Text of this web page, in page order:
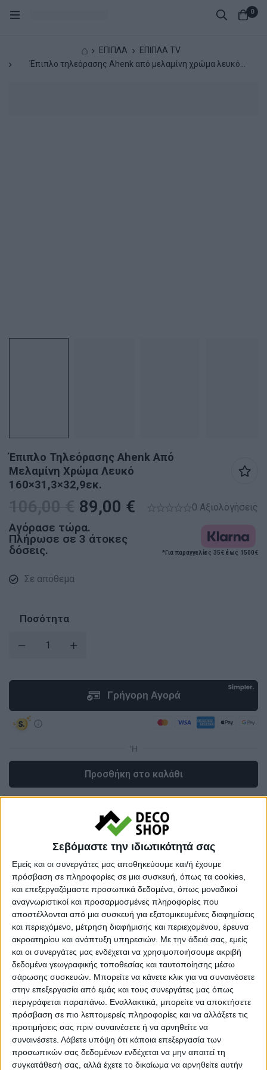
Σεβόμαστε την ιδιωτικότητά σας
Εμείς και οι συνεργάτες μας αποθηκεύουμε και/ή έχουμε
πρόσβαση σε πληροφορίες σε μια συσκευή, όπως τα cookies,
και επεξεργαζόμαστε προσωπικά δεδομένα, όπως μοναδικοί
αναγνωριστικοί και προσαρμοσμένες πληροφορίες που
αποστέλλονται από μια συσκευή για εξατομικευμένες διαφημίσεις
και περιεχόμενο, μέτρηση διαφήμισης και περιεχομένου, έρευνα
ακροατηρίου και ανάπτυξη υπηρεσιών. Με την άδειά σας, εμείς
και οι συνεργάτες μας ενδέχεται να χρησιμοποιήσουμε ακριβή
δεδομένα γεωγραφικής τοποθεσίας και ταυτοποίησης μέσω
σάρωσης συσκευών. Μπορείτε να κάνετε κλικ για να συναινέσετε
στην επεξεργασία από εμάς και τους συνεργάτες μας όπως
περιγράφεται παραπάνω. Εναλλακτικά, μπορείτε να αποκτήσετε
πρόσβαση σε πιο λεπτομερείς πληροφορίες και να αλλάξετε τις
προτιμήσεις σας πριν συναινέσετε ή να αρνηθείτε να
συναινέσετε. Λάβετε υπόψη ότι κάποια επεξεργασία των
προσωπικών σας δεδομένων ενδέχεται να μην απαιτεί τη
συγκατάθεσή σας, αλλά έχετε το δικαίωμα να αρνηθείτε αυτήν
0
⌂ ΕΠΙΠΛΑ
ΕΠΙΠΛΑ TV
Έπιπλο τηλεόρασης Ahenk από μελαμίνη χρώμα λευκό
Έπιπλο Τηλεόρασης Ahenk Από
Μελαμίνη Χρώμα Λευκό
160×31,3×32,9εκ.
89,00 € 0 Αξιολογήσεις
Αγόρασε τώρα.
Πλήρωσε σε 3 άτοκες
δόσεις.
*Για παραγγελίες 35€ έως 1500€
Σε απόθεμα
Ποσότητα
Προσθήκη στο καλάθι
Κωδικός προϊόντος :89240
Κάνε μια ερώτηση Share
Μεγάλο βάρος: Βαριά προιοντα
Κατηγορία:
ΕΠΙΠΛΑ TV
Tag:
ΕΠΙΠΛΑ TV
Μάρκα:Megapap
Εγγυημένες & Ασφαλείς Συναλλαγές
Περιγραφή Πληροφορίες Ερωτήσεις